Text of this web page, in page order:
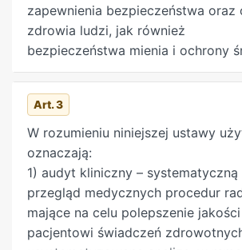
międzynarodowych, w tym w
Europejskiej, dotyczących
jądrowego, ochrony przed
jonizującym oraz zabezpieczeń
jądrowych i kontroli technologii
Ustawa określa także kary
naruszenie przepisów dotyczących
bezpieczeństwa jądrowego i
radiologicznej oraz tryb ich
stosuje się również do
w warunkach zwiększonego, w
człowieka, narażenia na naturalne
zapewnienia bezpieczeństwa oraz
zdrowia ludzi, jak również
bezpieczeństwa mienia i ochrony
Art. 3
W rozumieniu niniejszej ustawy
oznaczają:
1) audyt kliniczny –
przegląd medycznych procedur
mające na celu polepszenie
pacjentowi świadczeń